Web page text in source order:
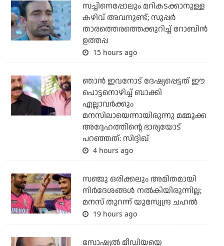
സച്ചിനെപ്പോലും മറികടക്കാനുള്ള
കഴിവ് അവനുണ്ട്; സൂപ്പര്‍
താരത്തെരത്തെക്കുറിച്ച് റോബിന്‍
ഉത്തപ്പ
15 hours ago
ഞാന്‍ ഇവനോട് ദേഷ്യപ്പെട്ടത് ഈ
പൊട്ടനൊഴിച്ച് ബാക്കി
എല്ലാവര്‍ക്കും
മനസിലായെന്നായിരുന്നു മമ്മൂക്ക
അദ്ദേഹത്തിന്റെ ഭാര്യയോട്
പറഞ്ഞത്: സിദ്ദിഖ്
4 hours ago
സഞ്ജു ഒരിക്കലും അമിതമായി
നിര്‍ദേശങ്ങള്‍ നല്‍കിയിരുന്നില്ല;
മനസ് തുറന്ന് യുസ്വേന്ദ്ര ചഹല്‍
19 hours ago
സോഷ്യല്‍ മീഡിയയെ